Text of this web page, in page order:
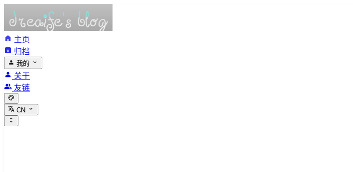
主页
归档
我的
关于
友链
CN